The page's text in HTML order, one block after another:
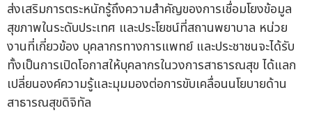
ส่งเสริมการตระหนักรู้ถึงความสำคัญของการเชื่อมโยงข้อมูล
สุขภาพในระดับประเทศ และประโยชน์ที่สถานพยาบาล หน่วย
งานที่เกี่ยวข้อง บุคลากรทางการแพทย์ และประชาชนจะได้รับ
ทั้งเป็นการเปิดโอกาสให้บุคลากรในวงการสาธารณสุข ได้แลก
เปลี่ยนองค์ความรู้และมุมมองต่อการขับเคลื่อนนโยบายด้าน
สาธารณสุขดิจิทัล